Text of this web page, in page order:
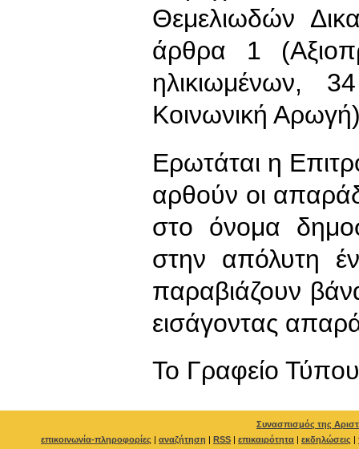
Θεμελιωδών
άρθρα 1
ηλικιωμένων,
Κοινωνική
Ερωτάται η
αρθούν οι
στο όνομα
στην απόλυτη
παραβιάζουν
εισάγοντας
To Γραφείο Τύπου
Συνασπισμός της
επικοινωνία-πληροφορίες | αναζήτηση | RSS | επικαιρότητα | εκδηλώσεις |